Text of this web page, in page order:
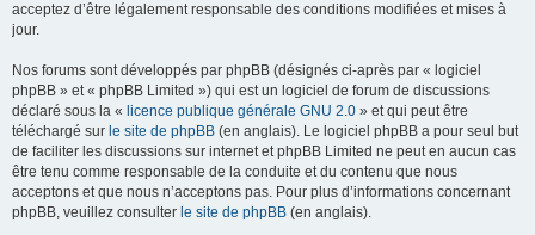
acceptez d’être légalement responsable des conditions modifiées et mises à
jour.
Nos forums sont développés par phpBB (désignés ci-après par « logiciel
phpBB » et « phpBB Limited ») qui est un logiciel de forum de discussions
déclaré sous la « licence publique générale GNU 2.0 » et qui peut être
téléchargé sur le site de phpBB (en anglais). Le logiciel phpBB a pour seul but
de faciliter les discussions sur internet et phpBB Limited ne peut en aucun cas
être tenu comme responsable de la conduite et du contenu que nous
acceptons et que nous n’acceptons pas. Pour plus d’informations concernant
phpBB, veuillez consulter le site de phpBB (en anglais).